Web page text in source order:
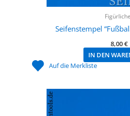
Seifenstempel
8,00€
IN DEN
Auf die Merkliste